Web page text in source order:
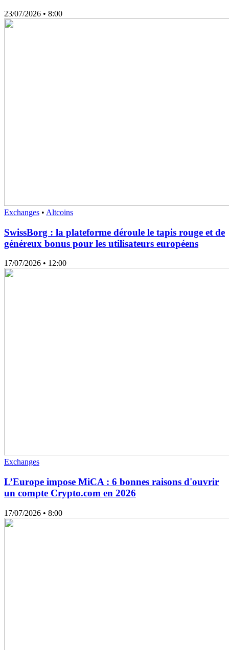
23/07/2026 • 8:00
Exchanges • Altcoins
SwissBorg : la plateforme déroule le tapis rouge et de
généreux bonus pour les utilisateurs européens
17/07/2026 • 12:00
Exchanges
L’Europe impose MiCA : 6 bonnes raisons d'ouvrir
un compte Crypto.com en 2026
17/07/2026 • 8:00